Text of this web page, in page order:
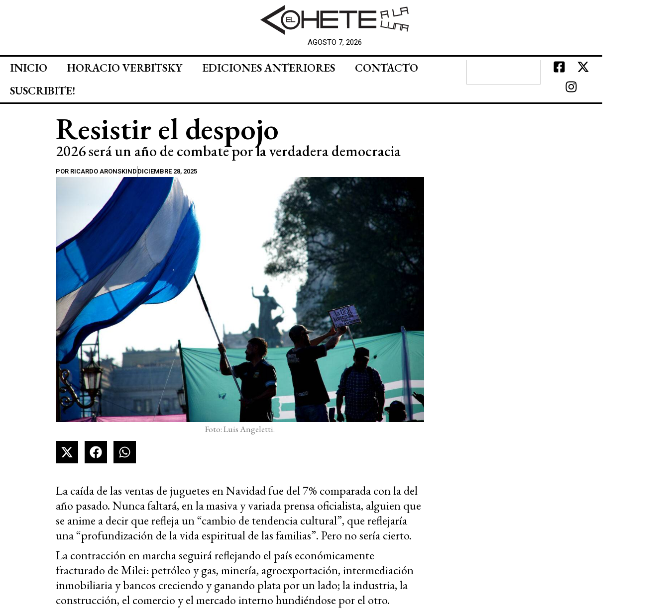
AGOSTO 7, 2026
INICIO HORACIO VERBITSKY EDICIONES ANTERIORES
CONTACTO
SUSCRIBITE!
Resistir el despojo
2026 será un año de combate por la verdadera democracia
POR RICARDO ARONSKIND DICIEMBRE 28, 2025
Foto: Luis Angeletti.
La caída de las ventas de juguetes en Navidad fue del 7% comparada con la del
año pasado. Nunca faltará, en la masiva y variada prensa oficialista, alguien que
se anime a decir que refleja un “cambio de tendencia cultural”, que reflejaría
una “profundización de la vida espiritual de las familias”. Pero no sería cierto.
La contracción en marcha seguirá reflejando el país económicamente
fracturado de Milei: petróleo y gas, minería, agroexportación, intermediación
inmobiliaria y bancos creciendo y ganando plata por un lado; la industria, la
construcción, el comercio y el mercado interno hundiéndose por el otro.